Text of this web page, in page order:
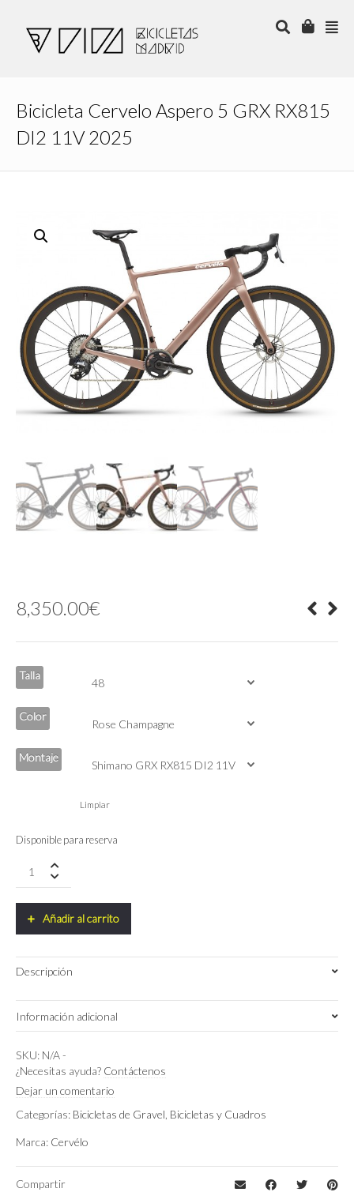
Bicicleta Cervelo Aspero 5 GRX RX815
DI2 11V 2025
8,350.00€
Talla
Color
Montaje
Limpiar
Disponible para reserva
Bicicleta
Cervelo
GRX
DI2
11V
quantity
Añadir al carrito
Descripción
Información adicional
Talla
Color
Montaje
SKU: N/A-
¿Necesitas ayuda? Contáctenos
Dejar un comentario
Categorías: Bicicletas de Gravel Bicicletas y Cuadros
Marca: Cervélo
Compartir